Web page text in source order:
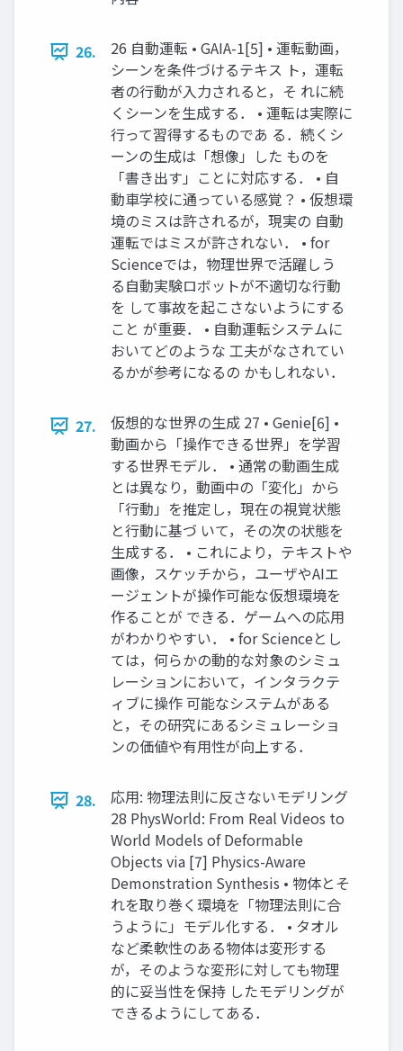
26.
26 自動運転 • GAIA-1[5] • 運転動画，
シーンを条件づけるテキス ト，運転
者の行動が入力されると，そ れに続
くシーンを生成する． • 運転は実際に
行って習得するものであ る．続くシ
ーンの生成は「想像」した ものを
「書き出す」ことに対応する． • 自
動車学校に通っている感覚？ • 仮想環
境のミスは許されるが，現実の 自動
運転ではミスが許されない． • for
Scienceでは，物理世界で活躍しう
る自動実験ロボットが不適切な行動
を して事故を起こさないようにする
こと が重要． • 自動運転システムに
おいてどのような 工夫がなされてい
るかが参考になるの かもしれない．
27.
仮想的な世界の生成 27 • Genie[6] •
動画から「操作できる世界」を学習
する世界モデル． • 通常の動画生成
とは異なり，動画中の「変化」から
「行動」を推定し，現在の視覚状態
と行動に基づ いて，その次の状態を
生成する． • これにより，テキストや
画像，スケッチから，ユーザやAIエ
ージェントが操作可能な仮想環境を
作ることが できる．ゲームへの応用
がわかりやすい． • for Scienceとし
ては，何らかの動的な対象のシミュ
レーションにおいて，インタラクテ
ィブに操作 可能なシステムがある
と，その研究にあるシミュレーショ
ンの価値や有用性が向上する．
28.
応用: 物理法則に反さないモデリング
28 PhysWorld: From Real Videos to
World Models of Deformable
Objects via [7] Physics-Aware
Demonstration Synthesis • 物体とそ
れを取り巻く環境を「物理法則に合
うように」モデル化する． • タオル
など柔軟性のある物体は変形する
が，そのような変形に対しても物理
的に妥当性を保持 したモデリングが
できるようにしてある．